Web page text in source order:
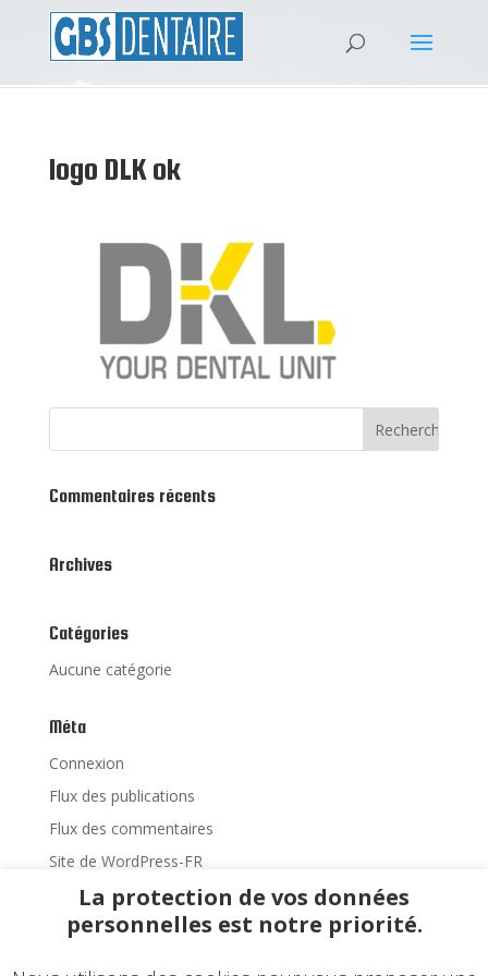
logo DLK ok
Commentaires récents
Archives
Catégories
Aucune catégorie
Méta
Connexion
Flux des publications
Flux des commentaires
Site de WordPress-FR
Accueil Matériel Neuf
La protection de vos données
personnelles est notre priorité.